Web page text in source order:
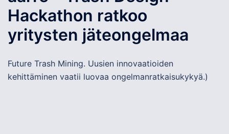
Hackathon ratkoo
yritysten jäteongelmaa
Future Trash Mining. Uusien innovaatioiden
kehittäminen vaatii luovaa ongelmanratkaisukykyä.)